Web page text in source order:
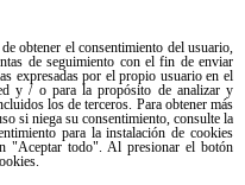
reservados. Reg. Imp. Padova
Soc. 5.000.000 € iv - P.IVA /
No. IT08020000000377
Privacy policy Cookie policy
obtener el consentimiento del usuario,
de seguimiento con el fin de enviar
expresadas por el propio usuario en el
y / o para la propósito de analizar y
los de terceros. Para obtener más
si niega su consentimiento, consulte la
para la instalación de cookies
"Aceptar todo". Al presionar el botón